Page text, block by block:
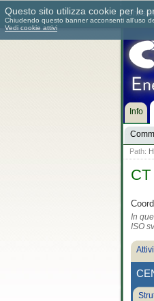
Chi
Info
Path:
In
ISO
Questo sito utilizza cookie per le
Chiudendo questo banner acconsenti all'uso
Vedi cookie attivi